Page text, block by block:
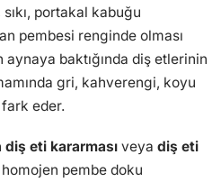
portakal kabuğu
pembesi renginde olması
baktığında diş etlerinin
gri, kahverengi, koyu
fark eder.
diş eti kararması veya diş eti
pembe doku